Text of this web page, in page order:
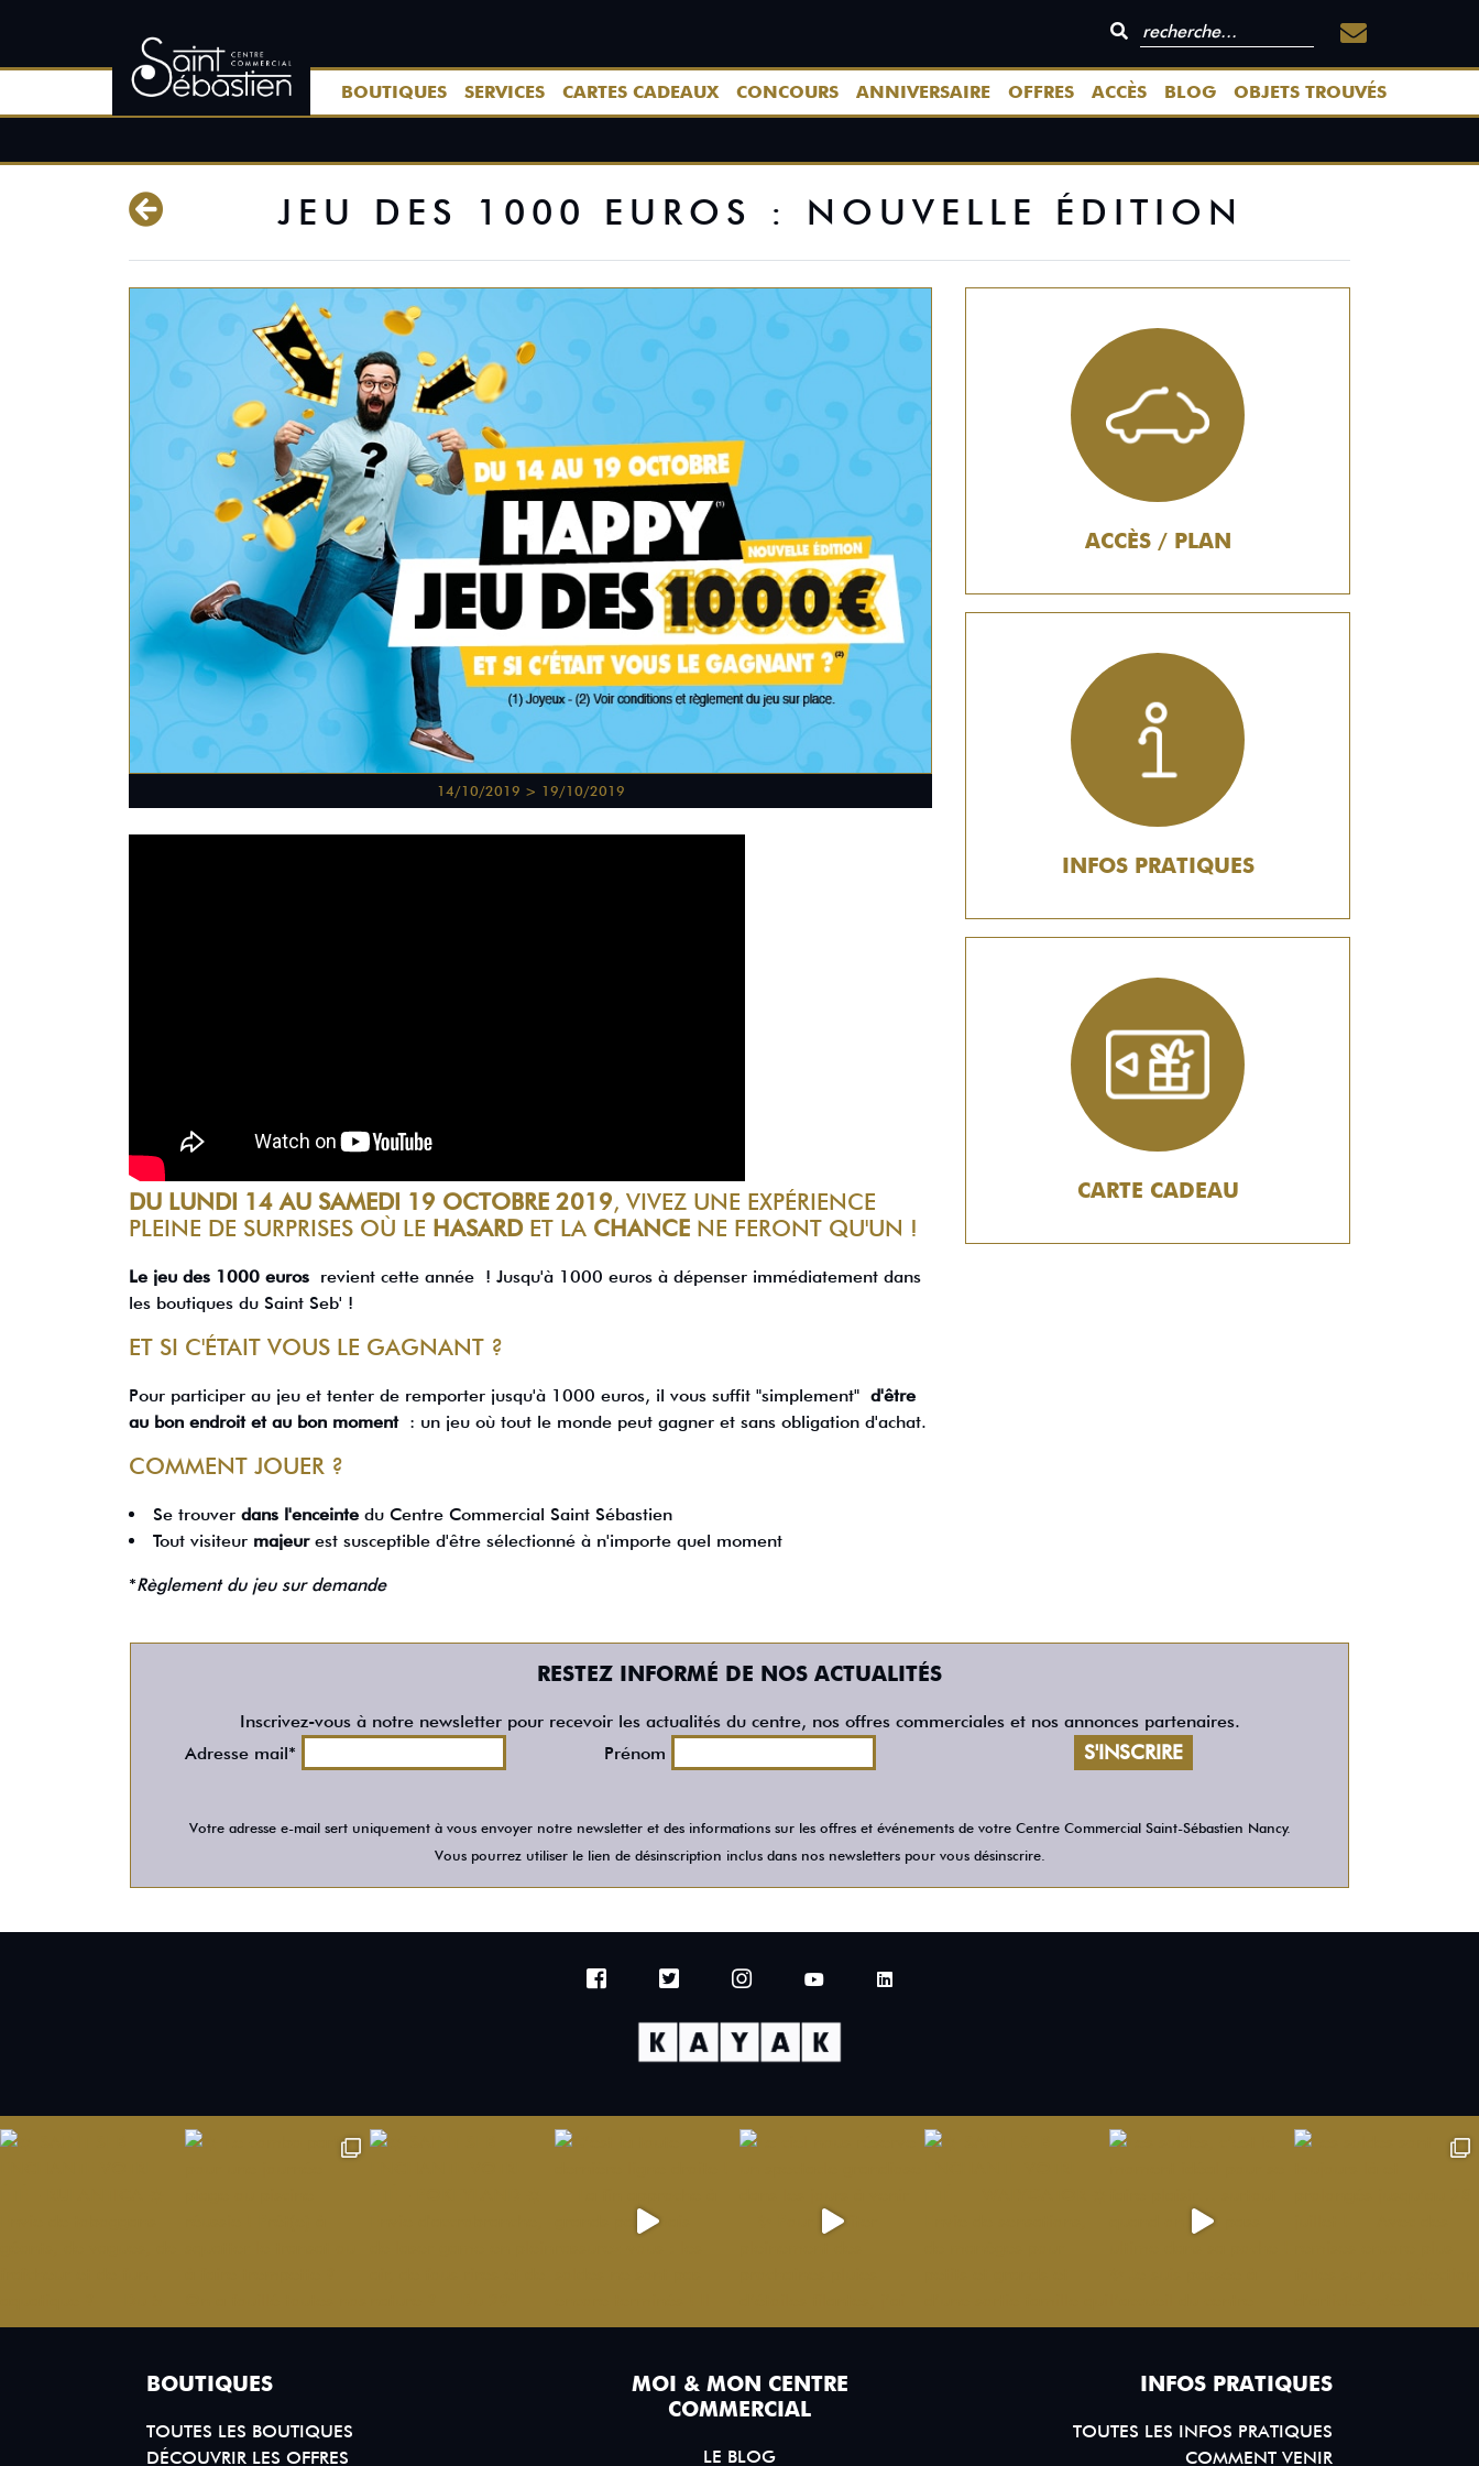
BOUTIQUES SERVICES CARTES CADEAUX CONCOURS ANNIVERSAIRE OFFRES ACCÈS BLOG OBJETS TROUVÉS
JEU DES 1000 EUROS : NOUVELLE ÉDITION
14/10/2019 > 19/10/2019
DU LUNDI 14 AU SAMEDI 19 OCTOBRE 2019, VIVEZ UNE EXPÉRIENCE
PLEINE DE SURPRISES OÙ LE HASARDET LA CHANCE NE FERONT QU'UN !
Le jeu des 1000 euros revient cette année ! Jusqu'à 1000 euros à dépenser immédiatement dans
les boutiques du Saint Seb' !
ET SI C'ÉTAIT VOUS LE GAGNANT ?
Pour participer au jeu et tenter de remporter jusqu'à 1000 euros, il vous suffit "simplement" d'être
au bon endroit et au bon moment: un jeu où tout le monde peut gagner et sans obligation d'achat.
COMMENT JOUER ?
Se trouver dans l'enceinte du Centre Commercial Saint Sébastien
Tout visiteur majeurest susceptible d'être sélectionné à n'importe quel moment
*Règlement du jeu sur demande
ACCÈS / PLAN
INFOS PRATIQUES
CARTE CADEAU
RESTEZ INFORMÉ DE NOS ACTUALITÉS
Inscrivez-vous à notre newsletter pour recevoir les actualités du centre, nos offres commerciales et nos annonces partenaires.
Adresse mail*
Prénom
Votre adresse e-mail sert uniquement à vous envoyer notre newsletter et des informations sur les offres et événements de votre Centre Commercial Saint-Sébastien Nancy.
Vous pourrez utiliser le lien de désinscription inclus dans nos newsletters pour vous désinscrire.
BOUTIQUES
TOUTES LES BOUTIQUES
DÉCOUVRIR LES OFFRES
MOI & MON CENTRE
COMMERCIAL
LE BLOG
INFOS PRATIQUES
TOUTES LES INFOS PRATIQUES
COMMENT VENIR